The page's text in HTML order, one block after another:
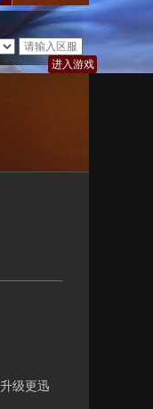
进入游戏
级更迅